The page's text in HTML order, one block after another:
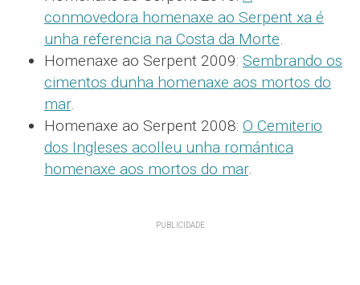
conmovedora homenaxe ao Serpent xa é
unha referencia na Costa da Morte.
Homenaxe ao Serpent 2009: Sembrando os
cimentos dunha homenaxe aos mortos do
mar.
Homenaxe ao Serpent 2008: O Cemiterio
dos Ingleses acolleu unha romántica
homenaxe aos mortos do mar.